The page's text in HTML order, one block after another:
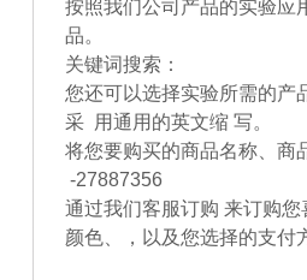
按照我们公司产品的实验应
品。
关键词搜索：
您还可以选择实验所需的产
采 用通用的英文缩 写。
将您要购买的商品名称、商
-27887356
通过我们客服订购 来订购
颜色、，以及您选择的支付